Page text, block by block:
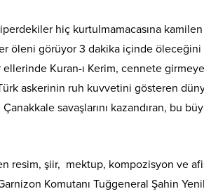
hiç kurtulmamacasına kamilen
öleni görüyor 3 dakika içinde öleceğini
Kuran-ı Kerim, cennete girmeye
askerinin ruh kuvvetini gösteren
savaşlarını kazandıran, bu
resim, şiir, mektup, kompozisyon ve
Komutanı Tuğgeneral Şahin